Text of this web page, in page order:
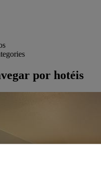
por hotéis